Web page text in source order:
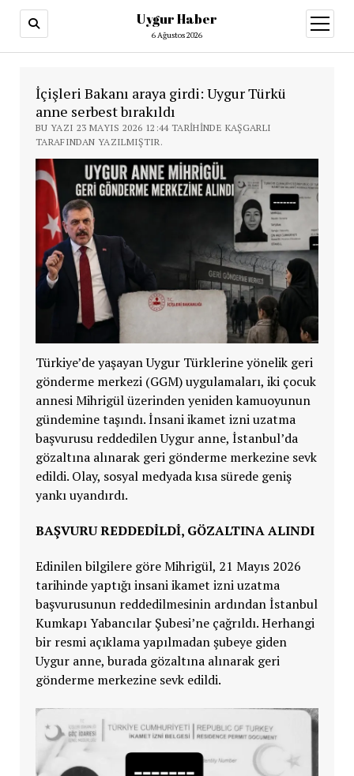
Uygur Haber
6 Ağustos 2026
aç
İçişleri Bakanı araya girdi: Uygur Türkü
anne serbest bırakıldı
BU YAZI 23 MAYIS 2026 12:44 TARIHINDE KAŞGARLI
TARAFINDAN YAZILMIŞTIR.
Türkiye’de yaşayan Uygur Türklerine yönelik geri
gönderme merkezi (GGM) uygulamaları, iki çocuk
annesi Mihrigül üzerinden yeniden kamuoyunun
gündemine taşındı. İnsani ikamet izni uzatma
başvurusu reddedilen Uygur anne, İstanbul’da
gözaltına alınarak geri gönderme merkezine sevk
edildi. Olay, sosyal medyada kısa sürede geniş
yankı uyandırdı.
BAŞVURU REDDEDİLDİ, GÖZALTINA ALINDI
Edinilen bilgilere göre Mihrigül, 21 Mayıs 2026
tarihinde yaptığı insani ikamet izni uzatma
başvurusunun reddedilmesinin ardından İstanbul
Kumkapı Yabancılar Şubesi’ne çağrıldı. Herhangi
bir resmi açıklama yapılmadan şubeye giden
Uygur anne, burada gözaltına alınarak geri
gönderme merkezine sevk edildi.